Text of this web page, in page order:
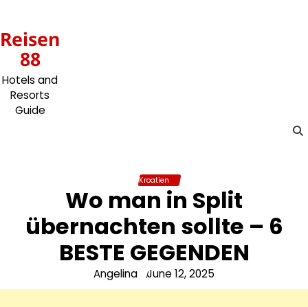
content
Reisen
88
Hotels and
Resorts
Guide
Kroatien
Wo man in Split
übernachten sollte – 6
BESTE GEGENDEN
Angelina June 12, 2025